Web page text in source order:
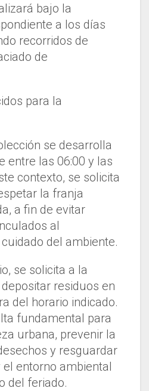
bajo la
a los días
recorridos de
de
para la
se desarrolla
entre las 06:00 y las
contexto, se solicita
la franja
a fin de evitar
al
del ambiente.
se solicita a la
residuos en
del horario indicado.
fundamental para
urbana, prevenir la
y resguardar
entorno ambiental
del feriado.